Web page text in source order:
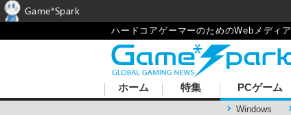
ハードコアゲーマーのためのWebメディア
ホーム 特集 PCゲーム
Windows
Game*Spark